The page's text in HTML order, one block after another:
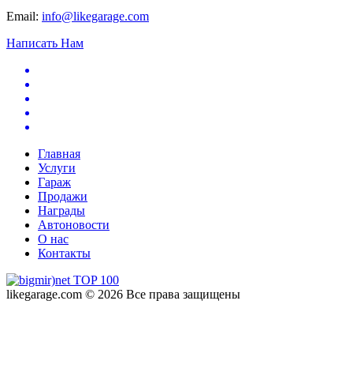
Email: info@likegarage.com
Написать Нам
Главная
Услуги
Гараж
Продажи
Награды
Автоновости
О нас
Контакты
likegarage.com © 2026 Все права защищены